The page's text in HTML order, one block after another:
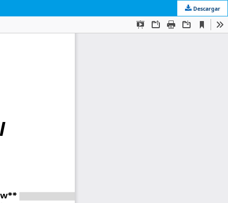
Descargar